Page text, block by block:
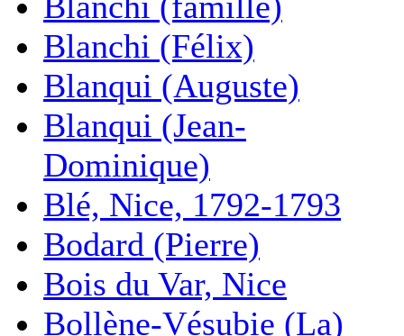
Blanchi (Félix)
Blanqui (Auguste)
Blanqui (Jean-
Dominique)
Blé, Nice, 1792-1793
Bodard (Pierre)
Bois du Var, Nice
Bollène-Vésubie (La)